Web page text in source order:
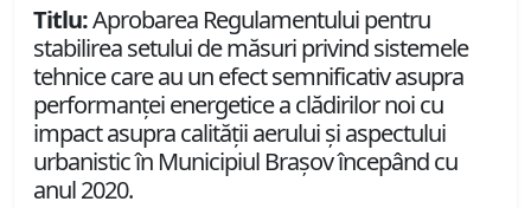
Titlu:Aprobarea Regulamentului pentru
stabilirea setului de măsuri privind sistemele
tehnice care au un efect semnificativ asupra
performanței energetice a clădirilor noi cu
impact asupra calității aerului și aspectului
urbanistic în Municipiul Brașov începând cu
anul 2020.